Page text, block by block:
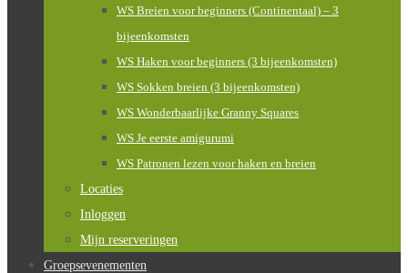
WS Breien voor beginners (Continentaal) – 3
bijeenkomsten
WS Haken voor beginners (3 bijeenkomsten)
WS Sokken breien (3 bijeenkomsten)
WS Wonderbaarlijke Granny Squares
WS Je eerste amigurumi
WS Patronen lezen voor haken en breien
Locaties
Inloggen
Mijn reserveringen
Groepsevenementen